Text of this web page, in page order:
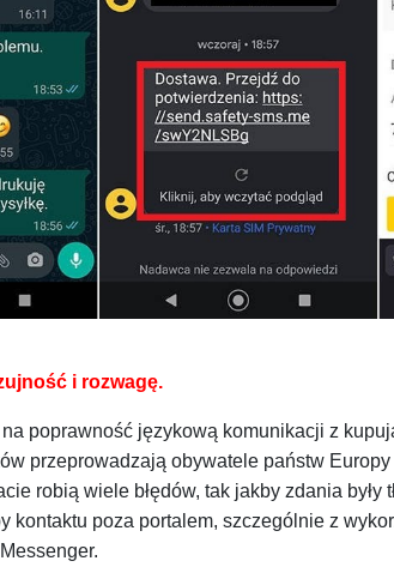
i rozwagę.
poprawność językową komunikacji z
przeprowadzają obywatele państw
robią wiele błędów, tak jakby zdania były
kontaktu poza portalem, szczególnie z